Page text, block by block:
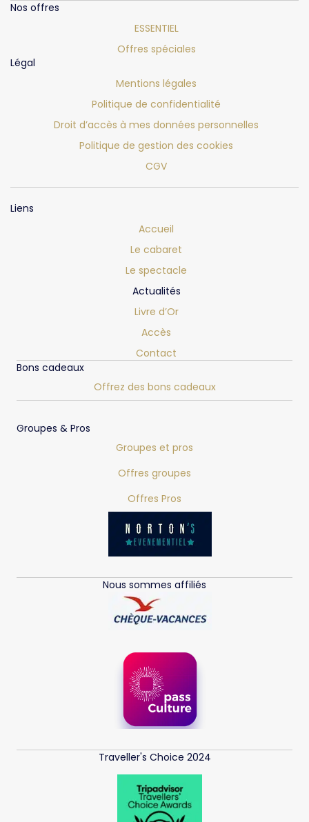
Nos offres
ESSENTIEL
Offres spéciales
Légal
Mentions légales
Politique de confidentialité
Droit d’accès à mes données personnelles
Politique de gestion des cookies
CGV
Liens
Accueil
Le cabaret
Le spectacle
Actualités
Livre d’Or
Accès
Contact
Bons cadeaux
Offrez des bons cadeaux
Groupes & Pros
Groupes et pros
Offres groupes
Offres Pros
Nous sommes affiliés
Traveller's Choice 2024